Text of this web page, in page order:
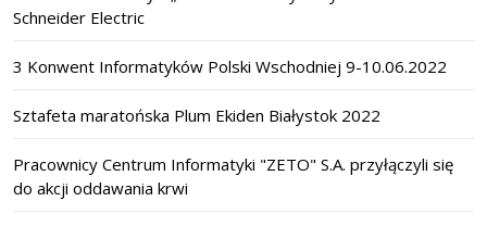
Schneider Electric
3 Konwent Informatyków Polski Wschodniej 9-10.06.2022
Sztafeta maratońska Plum Ekiden Białystok 2022
Pracownicy Centrum Informatyki "ZETO" S.A. przyłączyli się
do akcji oddawania krwi